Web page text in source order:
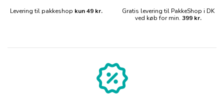
Levering til pakkeshop kun 49 kr.
Gratis levering til PakkeShop i DK
ved køb for min. 399 kr.